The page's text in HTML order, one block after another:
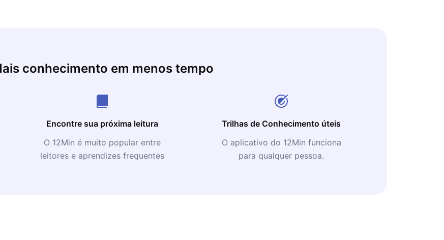
conhecimento em menos tempo
Encontre sua próxima leitura
O 12Min é muito popular entre
leitores e aprendizes frequentes
Trilhas de Conhecimento úteis
O aplicativo do 12Min funciona
para qualquer pessoa.